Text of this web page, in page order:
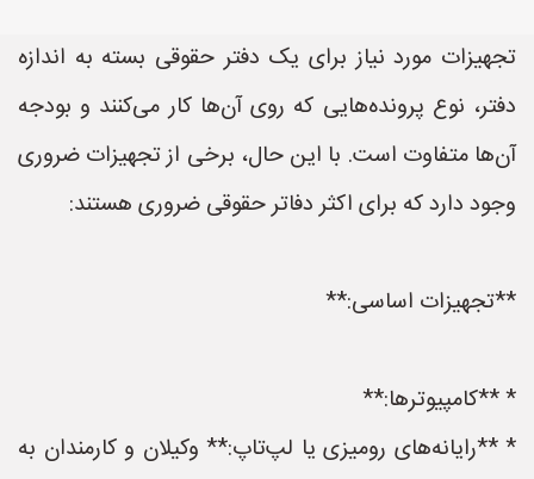
تجهیزات مورد نیاز برای یک دفتر حقوقی بسته به اندازه
دفتر، نوع پرونده‌هایی که روی آن‌ها کار می‌کنند و بودجه
آن‌ها متفاوت است. با این حال، برخی از تجهیزات ضروری
وجود دارد که برای اکثر دفاتر حقوقی ضروری هستند:
**تجهیزات اساسی:**
* **کامپیوترها:**
* **رایانه‌های رومیزی یا لپ‌تاپ:** وکیلان و کارمندان به